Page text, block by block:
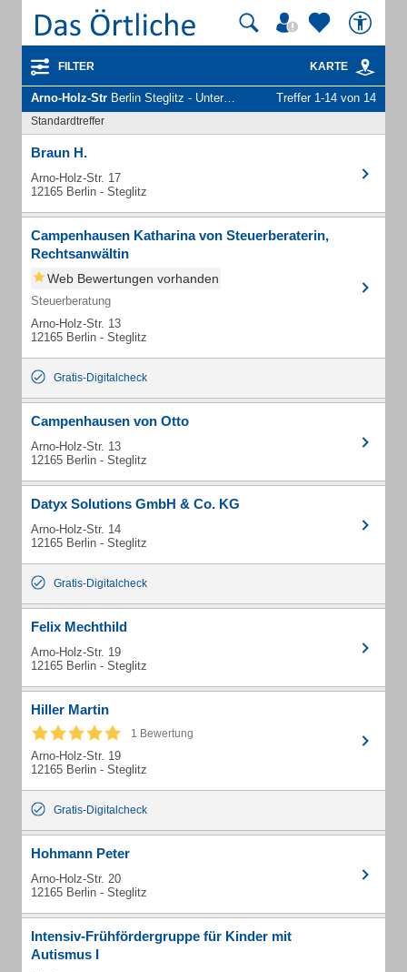
FILTER KARTE
Arno-Holz-Str Berlin Steglitz - Unternehmen und Personen Treffer 1-14 von 14
Standardtreffer
Braun H.
Arno-Holz-Str. 17
12165 Berlin - Steglitz
Campenhausen Katharina von Steuerberaterin,
Rechtsanwältin
Web Bewertungen vorhanden
Steuerberatung
Arno-Holz-Str. 13
12165 Berlin - Steglitz
Gratis-Digitalcheck
Campenhausen von Otto
Arno-Holz-Str. 13
12165 Berlin - Steglitz
Datyx Solutions GmbH & Co. KG
Arno-Holz-Str. 14
12165 Berlin - Steglitz
Gratis-Digitalcheck
Felix Mechthild
Arno-Holz-Str. 19
12165 Berlin - Steglitz
Hiller Martin
1 Bewertung
Arno-Holz-Str. 19
12165 Berlin - Steglitz
Gratis-Digitalcheck
Hohmann Peter
Arno-Holz-Str. 20
12165 Berlin - Steglitz
Intensiv-Frühfördergruppe für Kinder mit
Autismus I